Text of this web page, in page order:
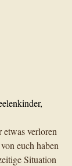
verloren
euch haben
Situation